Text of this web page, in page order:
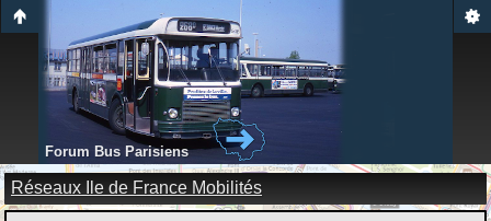
Forum Bus Parisiens
Réseaux Ile de France Mobilités